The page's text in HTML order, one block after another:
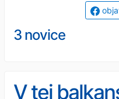
3 novice
V tej